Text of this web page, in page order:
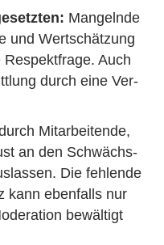
Man­geln­de
und Wert­schät­zung
Auch
durch eine Ver­
Mit­ar­bei­ten­de,
an den Schwächs­
Die feh­len­de
kann eben­falls nur
be­wäl­tigt